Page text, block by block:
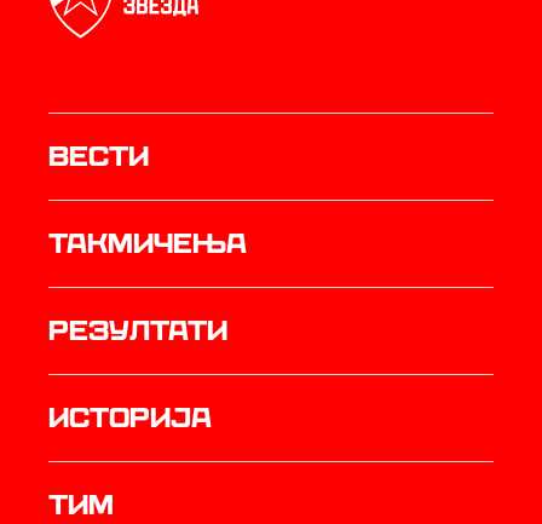
Вести
Такмичења
резултати
историја
ТИМ